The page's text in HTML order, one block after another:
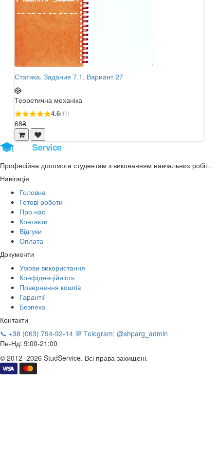
Статика. Задание 7.1. Вариант 27
Теоретична механіка
4.6(17)
68₴
Service
Професійна допомога студентам з виконанням навчальних робіт.
Навігація
Головна
Готові роботи
Про нас
Контакти
Відгуки
Оплата
Документи
Умови використання
Конфіденційність
Повернення коштів
Гарантії
Безпека
Контакти
📞 +38 (063) 794-92-14 💬 Telegram: @shparg_admin
Пн-Нд: 9:00-21:00
© 2012–2026 StudService. Всі права захищені.